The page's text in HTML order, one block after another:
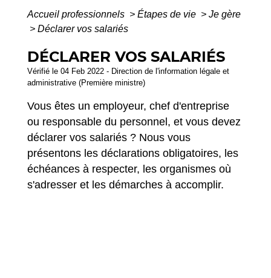
Accueil professionnels > Étapes de vie > Je gère
> Déclarer vos salariés
DÉCLARER VOS SALARIÉS
Vérifié le 04 Feb 2022 - Direction de l'information légale et
administrative (Première ministre)
Vous êtes un employeur, chef d'entreprise
ou responsable du personnel, et vous devez
déclarer vos salariés ? Nous vous
présentons les déclarations obligatoires, les
échéances à respecter, les organismes où
s'adresser et les démarches à accomplir.